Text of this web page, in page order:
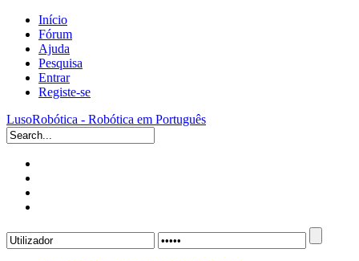
Início
Fórum
Ajuda
Pesquisa
Entrar
Registe-se
LusoRobótica - Robótica em Português